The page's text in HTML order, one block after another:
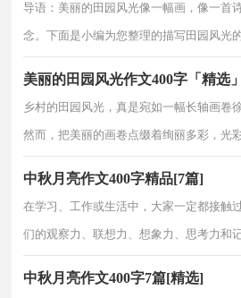
导语：美丽的田园风光像一幅画，像一首
念。下面是小编为您整理的描写田园风光
了、野花更艳丽了，
美丽的田园风光作文400字「精选」
乡村的田园风光，真是宛如一幅长轴画卷
然而，把美丽的画卷点缀着绚丽多彩，光
丽的田园风光作文，欢
中秋月亮作文400字精品[7篇]
在学习、工作或生活中，大家一定都接触
们的观察力、联想力、想象力、思考力和
400字7篇，仅供参考
中秋月亮作文400字7篇[精选]